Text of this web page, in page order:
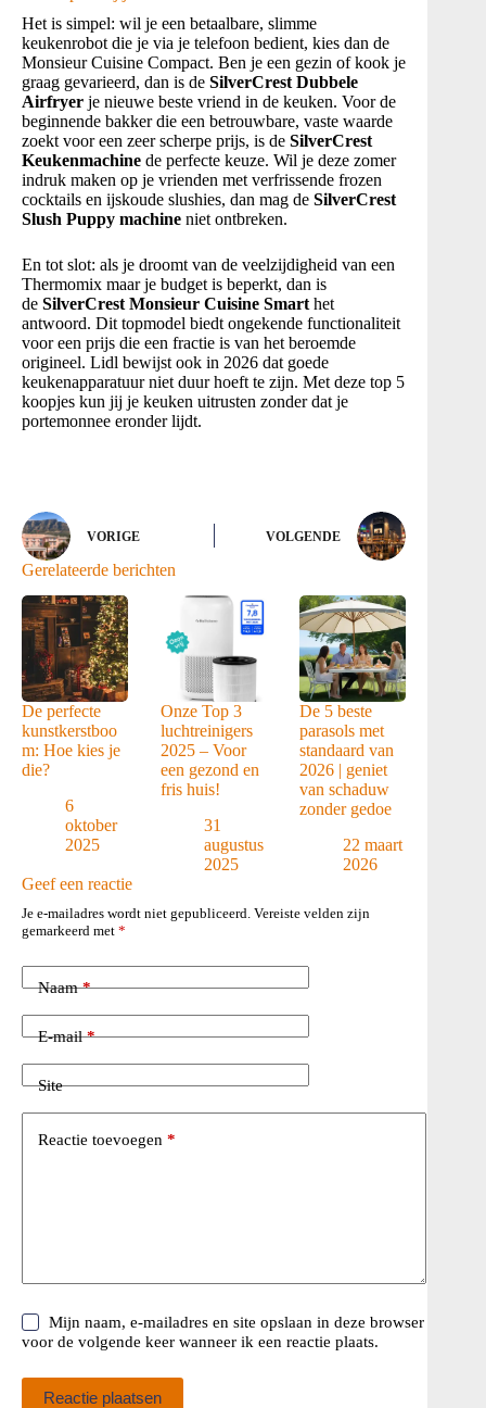
Het is simpel: wil je een betaalbare, slimme
keukenrobot die je via je telefoon bedient, kies dan de
Monsieur Cuisine Compact. Ben je een gezin of kook je
graag gevarieerd, dan is de SilverCrest Dubbele
Airfryer je nieuwe beste vriend in de keuken. Voor de
beginnende bakker die een betrouwbare, vaste waarde
zoekt voor een zeer scherpe prijs, is de SilverCrest
Keukenmachine de perfecte keuze. Wil je deze zomer
indruk maken op je vrienden met verfrissende frozen
cocktails en ijskoude slushies, dan mag de SilverCrest
Slush Puppy machine niet ontbreken.
En tot slot: als je droomt van de veelzijdigheid van een
Thermomix maar je budget is beperkt, dan is
de SilverCrest Monsieur Cuisine Smart het
antwoord. Dit topmodel biedt ongekende functionaliteit
voor een prijs die een fractie is van het beroemde
origineel. Lidl bewijst ook in 2026 dat goede
keukenapparatuur niet duur hoeft te zijn. Met deze top 5
koopjes kun jij je keuken uitrusten zonder dat je
portemonnee eronder lijdt.
VORIGE VOLGENDE
Gerelateerde berichten
De perfecte
kunstkerstboo
m: Hoe kies je
die?
6
oktober
2025
Onze Top 3
luchtreinigers
2025 – Voor
een gezond en
fris huis!
31
augustus
2025
De 5 beste
parasols met
standaard van
2026 | geniet
van schaduw
zonder gedoe
22 maart
2026
Geef een reactie
Je e-mailadres wordt niet gepubliceerd. Vereiste velden zijn
gemarkeerd met *
Naam*
E-mail*
Site
Reactie toevoegen *
Mijn naam, e-mailadres en site opslaan in deze browser
voor de volgende keer wanneer ik een reactie plaats.
Reactie plaatsen